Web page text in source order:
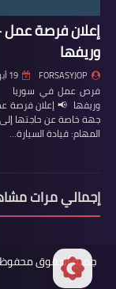
إعلان فرصة
وريفها
FORSASYJOP 19 أبريل 2026
فرص عمل في سوريا
وريفها 📢 إعلان فرصة
جهة خاصة عن حاجتها
المهام: قيادة السيارة…
إجمالي مرات
جميع الحقوق